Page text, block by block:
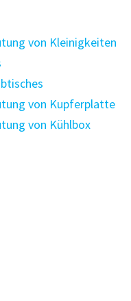
von Kleinigkeiten
von Kupferplatte
von Kühlbox